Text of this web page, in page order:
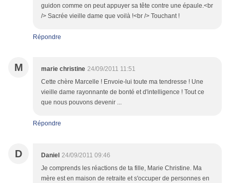
guidon comme on peut appuyer sa tête contre une épaule.<br
/> Sacrée vieille dame que voilà !<br /> Touchant !
Répondre
M marie christine 24/09/2011 11:51
Cette chère Marcelle ! Envoie-lui toute ma tendresse ! Une
vieille dame rayonnante de bonté et d'intelligence ! Tout ce
que nous pouvons devenir ...
Répondre
D Daniel 24/09/2011 09:46
Je comprends les réactions de ta fille, Marie Christine. Ma
mère est en maison de retraite et s'occuper de personnes en